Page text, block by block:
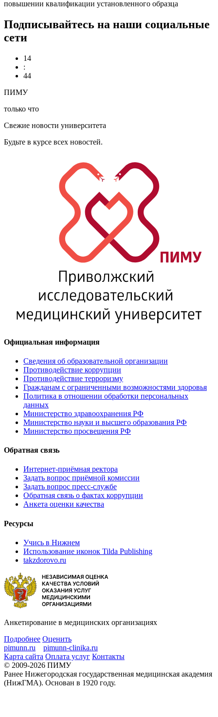
повышении квалификации установленного образца
Подписывайтесь на наши социальные
сети
14
:
44
ПИМУ
только что
Свежие новости университета
Будьте в курсе всех новостей.
Официальная информация
Сведения об образовательной организации
Противодействие коррупции
Противодействие терроризму
Гражданам с ограниченными возможностями здоровья
Политика в отношении обработки персональных
данных
Министерство здравоохранения РФ
Министерство науки и высшего образования РФ
Министерство просвещения РФ
Обратная связь
Интернет-приёмная ректора
Задать вопрос приёмной комиссии
Задать вопрос пресс-службе
Обратная связь о фактах коррупции
Анкета оценки качества
Ресурсы
Учись в Нижнем
Использование иконок Tilda Publishing
takzdorovo.ru
Анкетирование в медицинских организациях
Подробнее Оценить
pimunn.ru
pimunn-clinika.ru
Карта сайта Оплата услуг Контакты
© 2009-2026 ПИМУ
Ранее Нижегородская государственная медицинская академия
(НижГМА). Основан в 1920 году.